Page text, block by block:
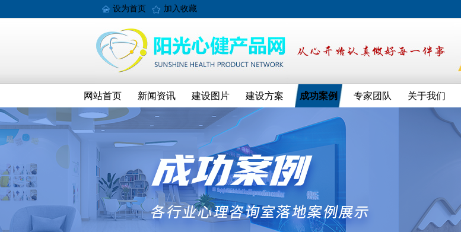
设为首页 加入收藏
网站首页 新闻资讯 建设图片 建设方案 成功案例 专家团队 关于我们